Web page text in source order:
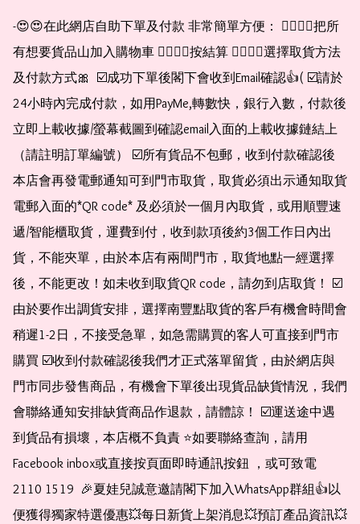
-😍😍在此網店自助下單及付款 非常簡單方便： 👉🏻👉🏻把所
有想要貨品山加入購物車 👉🏻👉🏻按結算 👉🏻👉🏻選擇取貨方法
及付款方式🎀  ☑️成功下單後閣下會收到Email確認👍( ☑️請於
24小時內完成付款，如用PayMe,轉數快，銀行入數，付款後
立即上載收據/螢幕截圖到確認email入面的上載收據鏈結上
（請註明訂單編號） ☑️所有貨品不包郵，收到付款確認後
本店會再發電郵通知可到門市取貨，取貨必須出示通知取貨
電郵入面的*QR code* 及必須於一個月內取貨，或用順豐速
遞/智能櫃取貨，運費到付，收到款項後約3個工作日內出
貨，不能夾單，由於本店有兩間門市，取貨地點一經選擇
後，不能更改！如未收到取貨QR code，請勿到店取貨！ ☑️
由於要作出調貨安排，選擇南豐點取貨的客戶有機會時間會
稍遲1-2日，不接受急單，如急需購買的客人可直接到門市
購買 ☑️收到付款確認後我們才正式落單留貨，由於網店與
門市同步發售商品，有機會下單後出現貨品缺貨情況，我們
會聯絡通知安排缺貨商品作退款，請體諒！ ☑️運送途中遇
到貨品有損壞，本店概不負責 ⭐️如要聯絡查詢，請用
Facebook inbox或直接按頁面即時通訊按鈕 ，或可致電
2110 1519  🎉夏娃兒誠意邀請閣下加入WhatsApp群組👍以
便獲得獨家特選優惠💥每日新貨上架消息💥預訂產品資訊💥